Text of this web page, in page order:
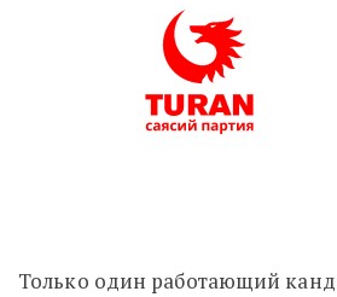
Только один работающий